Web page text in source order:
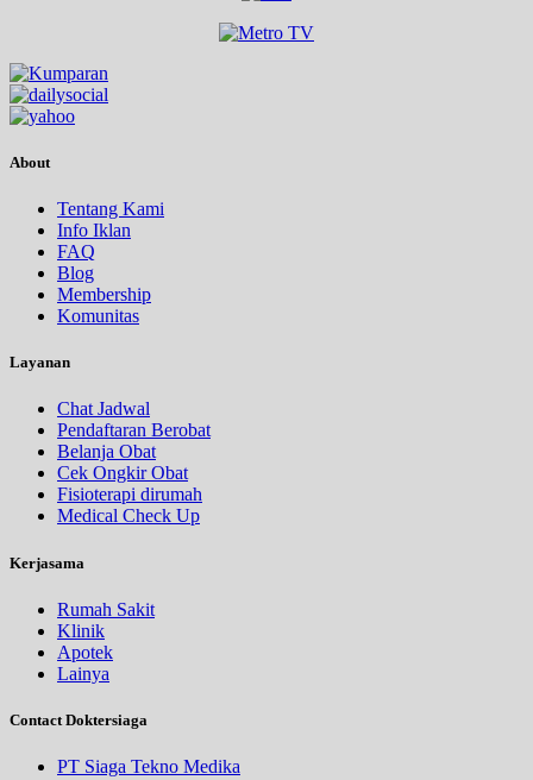
About
Tentang Kami
Info Iklan
FAQ
Blog
Membership
Komunitas
Layanan
Chat Jadwal
Pendaftaran Berobat
Belanja Obat
Cek Ongkir Obat
Fisioterapi dirumah
Medical Check Up
Kerjasama
Rumah Sakit
Klinik
Apotek
Lainya
Contact Doktersiaga
PT Siaga Tekno Medika